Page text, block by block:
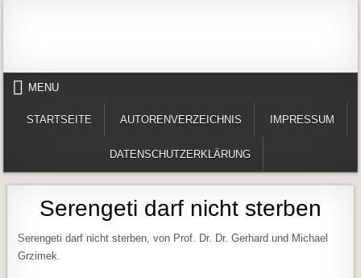
MENU
STARTSEITE AUTORENVERZEICHNIS IMPRESSUM
DATENSCHUTZERKLÄRUNG
Serengeti darf nicht sterben
Serengeti darf nicht sterben, von Prof. Dr. Dr. Gerhard und Michael
Grzimek.